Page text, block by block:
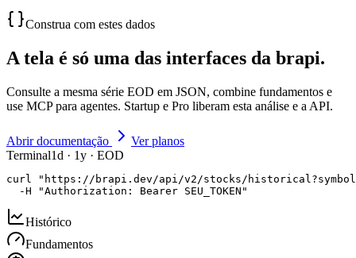
Construa com estes dados
A tela é só uma das interfaces da brapi.
Consulte a mesma série EOD em JSON, combine fundamentos e
use MCP para agentes. Startup e Pro liberam esta análise e a API.
Abrir documentação
Ver planos
Terminal1d · 1y · EOD
curl "https://brapi.dev/api/v2/stocks/
  -H "Authorization: Bearer SEU_TOKEN"
Histórico
Fundamentos